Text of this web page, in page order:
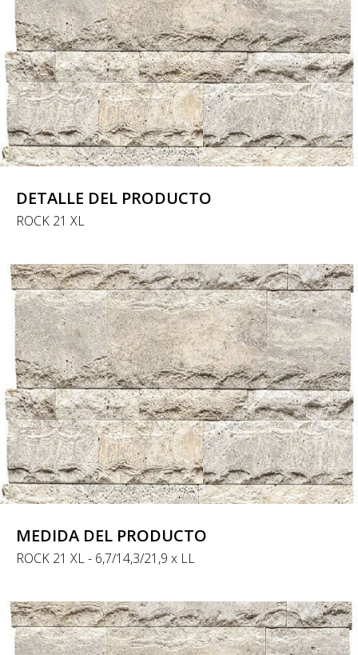
DETALLE DEL PRODUCTO
ROCK 21 XL
MEDIDA DEL PRODUCTO
ROCK 21 XL - 6,7/14,3/21,9 x LL